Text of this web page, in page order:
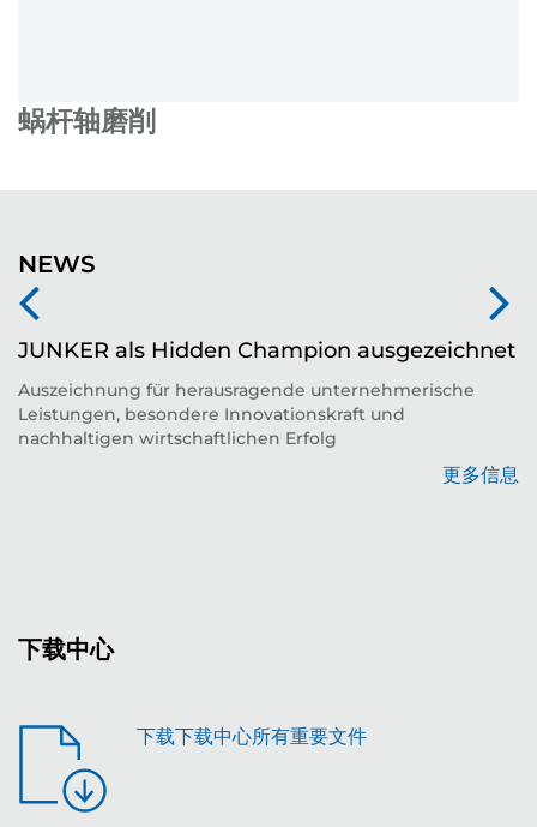
蜗杆轴磨削
NEWS
JUNKER als Hidden Champion ausgezeichnet
Auszeichnung für herausragende unternehmerische
Leistungen, besondere Innovationskraft und
nachhaltigen wirtschaftlichen Erfolg
更多信息
下载中心
下载下载中心所有重要文件